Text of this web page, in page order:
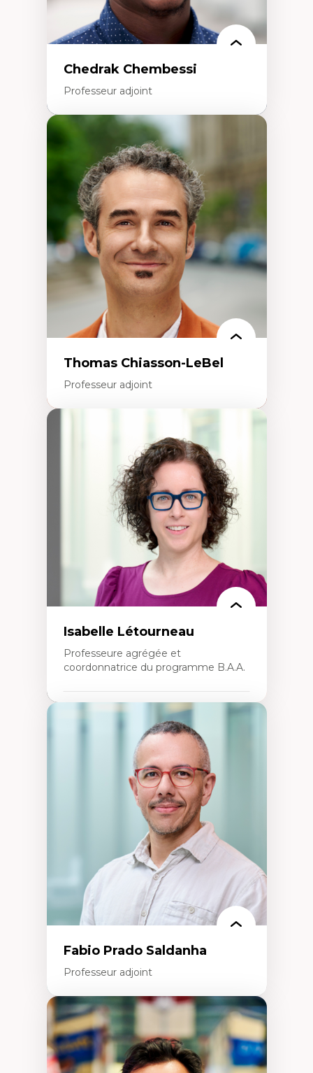
Chedrak Chembessi
Professeur adjoint
Économie circulaire
Modèles d’affaires durables
Histoire des faits économiques
Gestion durable des ressources naturelles
Écologie industrielle
Aménagement durable du territoire
Développement régional
Coopératives
Télétravail en milieu rural francophone
Transition socio-écologique
Thomas Chiasson-LeBel
Professeur adjoint
Théories du développement
Économie politique comparée
Élites économiques
Sociologie économique
Extractivisme
Classes sociales
Mouvements sociaux
Théories de l’État
Isabelle Létourneau
Professeure agrégée et
coordonnatrice du programme B.A.A.
Expertises
Conciliation travail-vie personnelle
Gestion des ressources humaines
(attraction et fidélisation de la main-
Responsabilité sociale des organisations
Interventions organisationnelles
Comportement organisationnel
(mobilisation au travail)
Recherche qualitative
Éthique des affaires
Fabio Prado Saldanha
Professeur adjoint
Expertises
Innovation sociale
Technologies sociales
Entrepreneuriat social et collectif